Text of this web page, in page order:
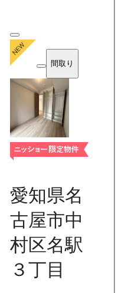
間取り
愛知県名
古屋市中
村区名駅
３丁目